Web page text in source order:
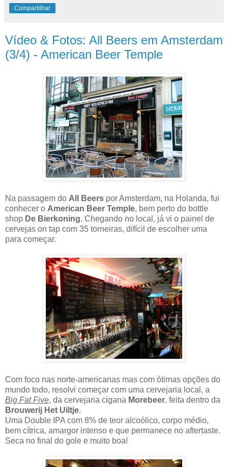
Compartilhar
Vídeo & Fotos: All Beers em Amsterdam
(3/4) - American Beer Temple
Na passagem do All Beers por Amsterdam, na Holanda, fui
conhecer o American Beer Temple, bem perto do bottle
shop De Bierkoning. Chegando no local, já vi o painel de
cervejas on tap com 35 torneiras, difícil de escolher uma
para começar.
Com foco nas norte-americanas mas com ótimas opções do
mundo todo, resolvi começar com uma cervejaria local, a
Big Fat Five, da cervejaria cigana Morebeer, feita dentro da
Brouwerij Het Uiltje.
Uma Double IPA com 8% de teor alcoólico, corpo médio,
bem cítrica, amargor intenso e que permanece no aftertaste.
Seca no final do gole e muito boa!